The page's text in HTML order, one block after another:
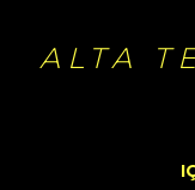
ALTA